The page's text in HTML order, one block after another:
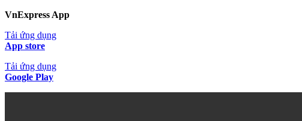
VnExpress App
Tải ứng dụng
App store
Tải ứng dụng
Google Play